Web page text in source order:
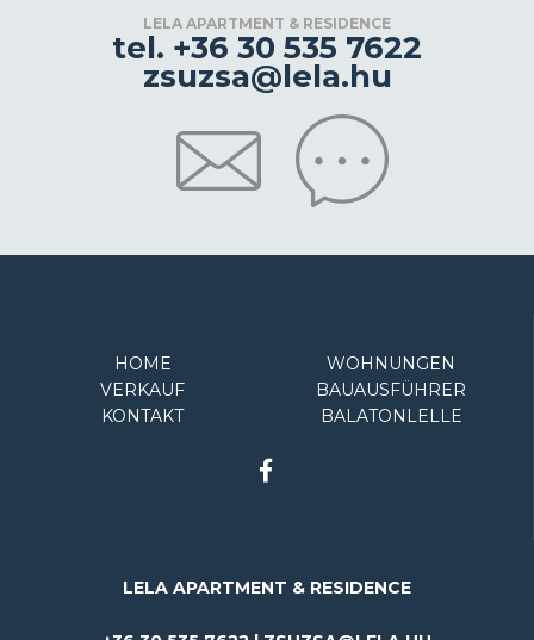
LELA APARTMENT & RESIDENCE
tel. +36 30 535 7622
zsuzsa@lela.hu
HOME
WOHNUNGEN
VERKAUF
BAUAUSFÜHRER
KONTAKT
BALATONLELLE
LELA APARTMENT & RESIDENCE